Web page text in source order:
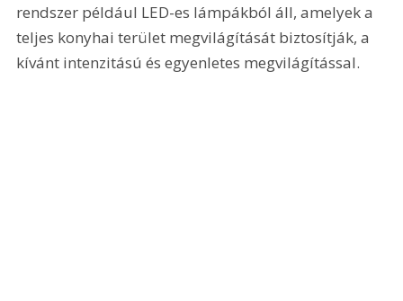
rendszer például LED-es lámpákból áll, amelyek a
teljes konyhai terület megvilágítását biztosítják, a
kívánt intenzitású és egyenletes megvilágítással.